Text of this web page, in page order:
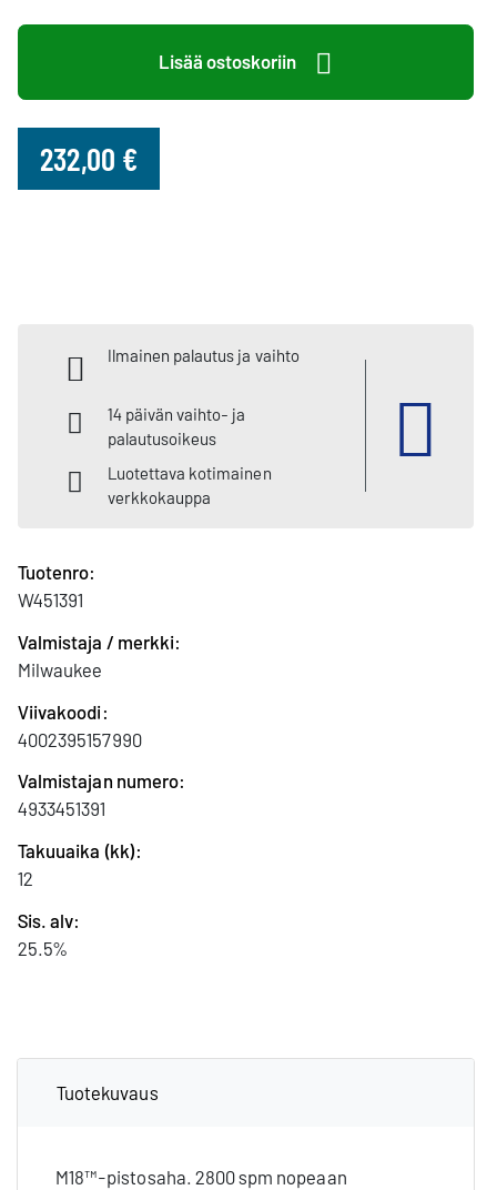
Lisää ostoskoriin
232,00 €
Ilmainen palautus ja vaihto
14 päivän vaihto- ja
palautusoikeus
Luotettava kotimainen
verkkokauppa
Tuotenro:
W451391
Valmistaja / merkki:
Milwaukee
Viivakoodi:
4002395157990
Valmistajan numero:
4933451391
Takuuaika (kk):
12
Sis. alv:
25.5%
Tuotekuvaus
M18™-pistosaha. 2800 spm nopeaan